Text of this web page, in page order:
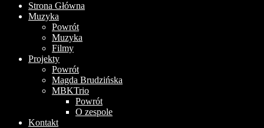
Strona Główna
Muzyka
Powrót
Muzyka
Filmy
Projekty
Powrót
Magda Brudzińska
MBKTrio
Powrót
O zespole
Kontakt